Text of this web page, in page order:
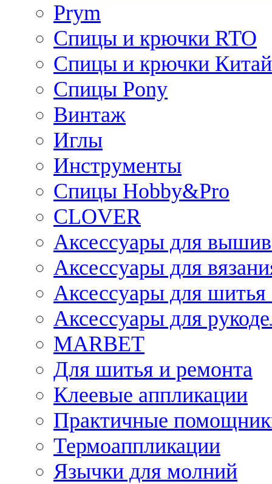
Prym
Спицы и крючки RTO
Спицы и крючки Китай
Спицы Pony
Винтаж
Иглы
Инструменты
Спицы Hobby&Pro
CLOVER
Аксессуары для
Аксессуары для
Аксессуары для
Аксессуары для
MARBET
Для шитья и ремонта
Клеевые аппликации
Практичные
Термоаппликации
Язычки для молний